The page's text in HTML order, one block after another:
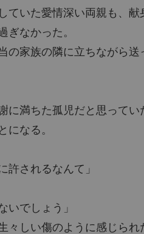
た孤児だと思っていた。
いた愛情深い両親も、
ぎなかった。
家族の隣に立ちながら送
満ちた孤児だと思ってい
になる。
許されるなんて」
いでしょう」
しい傷のように感じられ